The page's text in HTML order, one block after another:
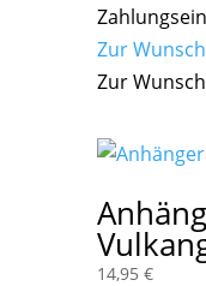
Zur
Zur
14,95 €